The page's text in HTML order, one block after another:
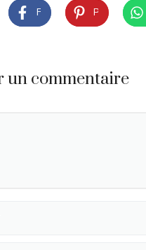
un commentaire